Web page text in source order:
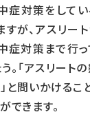
症対策をして
が、アスリー
症対策まで行
。「アスリート
と問いかけるこ
できます。